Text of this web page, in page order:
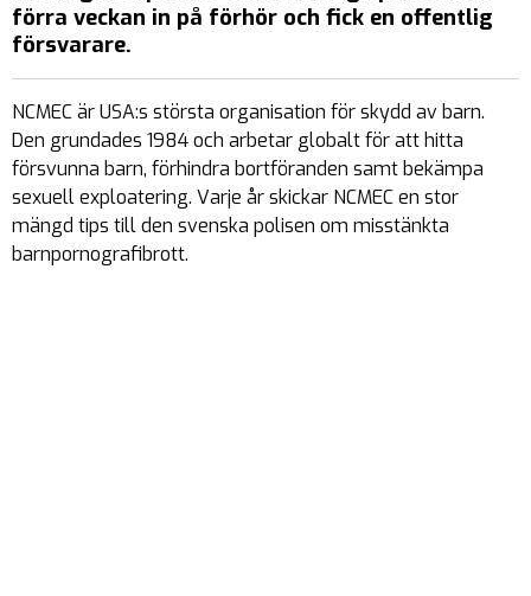
förra veckan in på förhör och fick en offentlig
försvarare.
NCMEC är USA:s största organisation för skydd av barn.
Den grundades 1984 och arbetar globalt för att hitta
försvunna barn, förhindra bortföranden samt bekämpa
sexuell exploatering. Varje år skickar NCMEC en stor
mängd tips till den svenska polisen om misstänkta
barnpornografibrott.